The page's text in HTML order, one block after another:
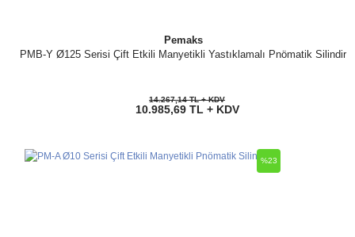
Pemaks
PMB-Y Ø125 Serisi Çift Etkili Manyetikli Yastıklamalı Pnömatik Silindir
14.267,14 TL + KDV
10.985,69 TL + KDV
%23